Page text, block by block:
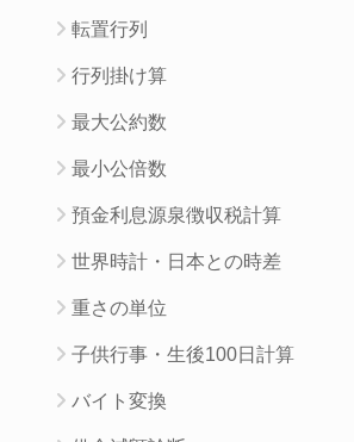
転置行列
行列掛け算
最大公約数
最小公倍数
預金利息源泉徴収税計算
世界時計・日本との時差
重さの単位
子供行事・生後100日計算
バイト変換